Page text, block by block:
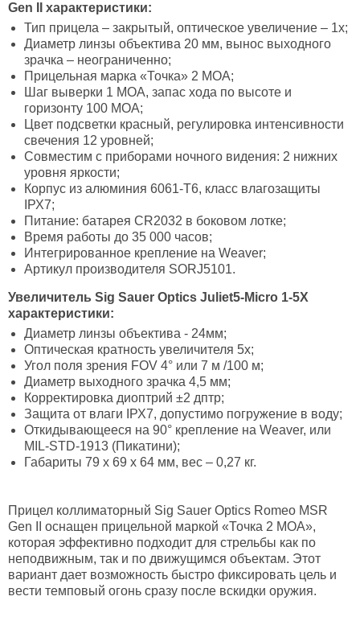
Gen II характеристики:
Тип прицела – закрытый, оптическое увеличение – 1х;
Диаметр линзы объектива 20 мм, вынос выходного
зрачка – неограниченно;
Прицельная марка «Точка» 2 MOA;
Шаг выверки 1 МОА, запас хода по высоте и
горизонту 100 МОА;
Цвет подсветки красный, регулировка интенсивности
свечения 12 уровней;
Совместим с приборами ночного видения: 2 нижних
уровня яркости;
Корпус из алюминия 6061-T6, класс влагозащиты
ІРХ7;
Питание: батарея CR2032 в боковом лотке;
Время работы до 35 000 часов;
Интегрированное крепление на Wеаvеr;
Артикул производителя SORJ5101.
Увеличитель Sig Sauer Optics Juliet5-Micro 1-5X
характеристики:
Диаметр линзы объектива - 24мм;
Оптическая кратность увеличителя 5х;
Угол поля зрения FOV 4° или 7 м /100 м;
Диаметр выходного зрачка 4,5 мм;
Корректировка диоптрий ±2 дптр;
Защита от влаги ІРХ7, допустимо погружение в воду;
Откидывающееся на 90° крепление на Wеаvеr, или
MIL-STD-1913 (Пикатини);
Габариты 79 х 69 х 64 мм, вес – 0,27 кг.
Прицел коллиматорный Sig Sauer Optics Romeo MSR
Gen II оснащен прицельной маркой «Точка 2 MOA»,
которая эффективно подходит для стрельбы как по
неподвижным, так и по движущимся объектам. Этот
вариант дает возможность быстро фиксировать цель и
вести темповый огонь сразу после вскидки оружия.